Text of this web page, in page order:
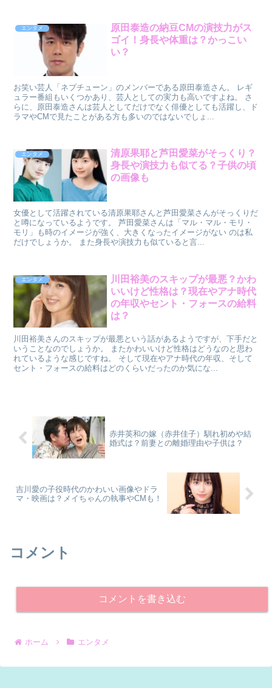
エンタメ
原田泰造の納豆CMの演技力がス
ゴイ！身長や体重は？かっこい
い？
お笑い芸人「ネプチューン」のメンバーである原田泰造さん。 レギ
ュラー番組もいくつかあり、芸人としての実力も高いですよね。 さ
らに、原田泰造さんは芸人としてだけでなく俳優としても活躍し、ド
ラマやCMで見たことがある方も多いのではないでしょ...
エンタメ
清原果耶と芦田愛菜がそっくり？
身長や演技力も似てる？子供の頃
の画像も
女優として活躍されている清原果耶さんと芦田愛菜さんがそっくりだ
と噂になっているようです。 芦田愛菜さんは「マル・マル・モリ・
モリ」も時のイメージが強く、大きくなったイメージがない のは私
だけでしょうか。 また身長や演技力も似ていると言...
エンタメ
川田裕美のスキップが最悪？かわ
いいけど性格は？現在やアナ時代
の年収やセント・フォースの給料
は？
川田裕美さんのスキップが最悪という話があるようですが、下手だと
いうことなのでしょうか。 またかわいいけど性格はどうなのと思わ
れているような感じですね。 そして現在やアナ時代の年収、そして
セント・フォースの給料はどのくらいだったのか気にな...
赤井英和の嫁（赤井佳子）馴れ初めや結
婚式は？前妻との離婚理由や子供は？
吉川愛の子役時代のかわいい画像やドラ
マ・映画は？メイちゃんの執事やCMも！
コメント
コメントを書き込む
ホーム エンタメ